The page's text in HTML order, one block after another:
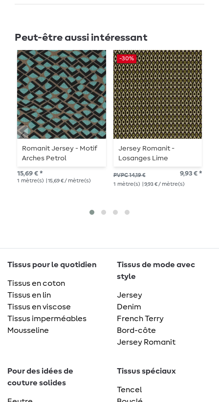
Peut-être aussi intéressant
Romanit Jersey - Motif
Arches Petrol
15,69 € *
1 mètre(s) | 15,69 € / mètre(s)
-30%
Jersey Romanit -
Losanges Lime
PVPC 14,19 € 9,93 € *
1 mètre(s) | 9,93 € / mètre(s)
Tissus pour le quotidien
Tissus en coton
Tissus en lin
Tissus en viscose
Tissus imperméables
Mousseline
Tissus de mode avec
style
Jersey
Denim
French Terry
Bord-côte
Jersey Romanit
Pour des idées de
couture solides
Tissus spéciaux
Tencel